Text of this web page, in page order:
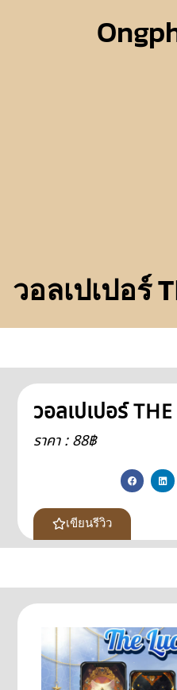
วอลเปเปอร์
วอลเปเปอร์
ราคา : 88฿
เขียนรีวิว